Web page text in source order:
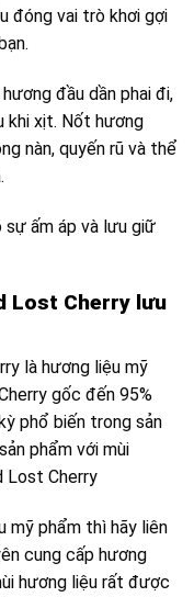
đóng vai trò khơi gợi
đầu dần phai đi,
khi xịt. Nốt hương
nàn, quyến rũ và thể
ấm áp và lưu giữ
Lost Cherry lưu
là hương liệu mỹ
gốc đến 95%
phổ biến trong sản
phẩm với mùi
Lost Cherry
mỹ phẩm thì hãy liên
cung cấp hương
hương liệu rất được